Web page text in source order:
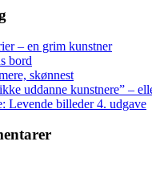
– en grim kunstner
bord
skønnest
uddanne kunstnere” –
Levende billeder 4. udgave